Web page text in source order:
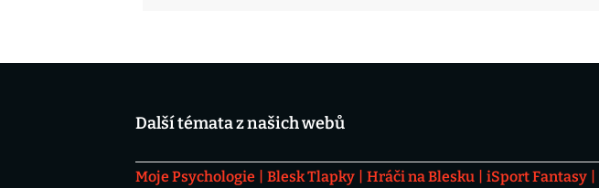
Další témata z našich webů
Moje Psychologie Blesk Tlapky Hráči na Blesku iSport Fantasy